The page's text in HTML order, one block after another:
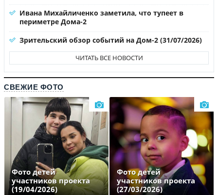
Ивана Михайличенко заметила, что тупеет в
периметре Дома-2
Зрительский обзор событий на Дом-2 (31/07/2026)
ЧИТАТЬ ВСЕ НОВОСТИ
СВЕЖИЕ ФОТО
Фото детей
участников проекта
(19/04/2026)
Фото детей
участников проекта
(27/03/2026)